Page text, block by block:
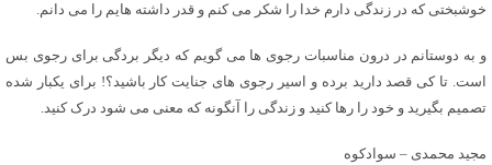
خوشبختی که در زندگی دارم خدا را شکر می کنم و قدر داشته هایم را می دانم.
و به دوستانم در درون مناسبات رجوی ها می گویم که دیگر بردگی برای رجوی بس
است. تا کی قصد دارید برده و اسیر رجوی های جنایت کار باشید؟! برای یکبار شده
تصمیم بگیرید و خود را رها کنید و زندگی را آنگونه که معنی می شود درک کنید.
مجید محمدی – سوادکوه